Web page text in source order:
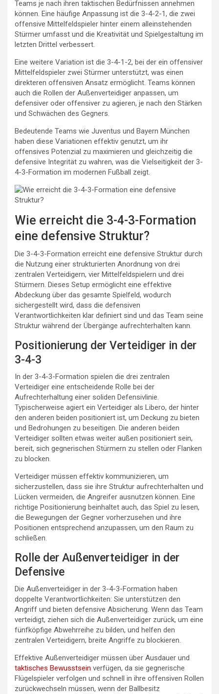
Teams je nach ihren taktischen Bedürfnissen annehmen
können. Eine häufige Anpassung ist die 3-4-2-1, die zwei
offensive Mittelfeldspieler hinter einem alleinstehenden
Stürmer umfasst und die Kreativität und Spielgestaltung im
letzten Drittel verbessert.
Eine weitere Variation ist die 3-4-1-2, bei der ein offensiver
Mittelfeldspieler zwei Stürmer unterstützt, was einen
direkteren offensiven Ansatz ermöglicht. Teams können
auch die Rollen der Außenverteidiger anpassen, um
defensiver oder offensiver zu agieren, je nach den Stärken
und Schwächen des Gegners.
Bedeutende Teams wie Juventus und Bayern München
haben diese Variationen effektiv genutzt, um ihr
offensives Potenzial zu maximieren und gleichzeitig die
defensive Integrität zu wahren, was die Vielseitigkeit der 3-
4-3-Formation im modernen Fußball zeigt.
Wie erreicht die 3-4-3-Formation
eine defensive Struktur?
Die 3-4-3-Formation erreicht eine defensive Struktur durch
die Nutzung einer strukturierten Anordnung von drei
zentralen Verteidigern, vier Mittelfeldspielern und drei
Stürmern. Dieses Setup ermöglicht eine effektive
Abdeckung über das gesamte Spielfeld, wodurch
sichergestellt wird, dass die defensiven
Verantwortlichkeiten klar definiert sind und das Team seine
Struktur während der Übergänge aufrechterhalten kann.
Positionierung der Verteidiger in der
3-4-3
In der 3-4-3-Formation spielen die drei zentralen
Verteidiger eine entscheidende Rolle bei der
Aufrechterhaltung einer soliden Defensivlinie.
Typischerweise agiert ein Verteidiger als Libero, der hinter
den anderen beiden positioniert ist, um Deckung zu bieten
und Bedrohungen zu beseitigen. Die anderen beiden
Verteidiger sollten etwas weiter außen positioniert sein,
bereit, sich gegnerischen Stürmern zu stellen oder Flanken
zu blocken.
Verteidiger müssen effektiv kommunizieren, um
sicherzustellen, dass sie ihre Struktur aufrechterhalten und
Lücken vermeiden, die Angreifer ausnutzen können. Eine
richtige Positionierung beinhaltet auch, das Spiel zu lesen,
die Bewegungen der Gegner vorherzusehen und ihre
Positionen entsprechend anzupassen, um den Raum zu
schließen.
Rolle der Außenverteidiger in der
Defensive
Die Außenverteidiger in der 3-4-3-Formation haben
doppelte Verantwortlichkeiten: Sie unterstützen den
Angriff und bieten defensive Absicherung. Wenn das Team
verteidigt, ziehen sich die Außenverteidiger zurück, um eine
fünfköpfige Abwehrreihe zu bilden, und helfen den
zentralen Verteidigern, breite Angriffe zu blockieren.
Effektive Außenverteidiger müssen über Ausdauer und
taktisches Bewusstsein verfügen, da sie gegnerische
Flügelspieler verfolgen und schnell in ihre offensiven Rollen
zurückwechseln müssen, wenn der Ballbesitz